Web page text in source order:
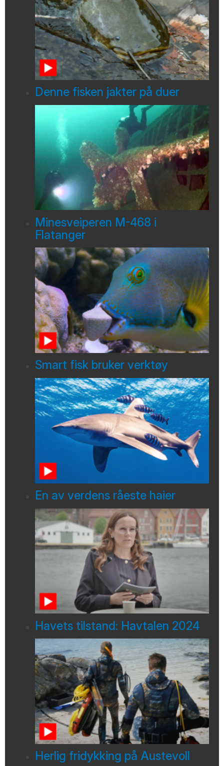
Denne fisken jakter på duer
Minesveiperen M-468 i
Flatanger
Smart fisk bruker verktøy
En av verdens råeste haier
Havets tilstand: Havtalen 2024
Herlig fridykking på Austevoll